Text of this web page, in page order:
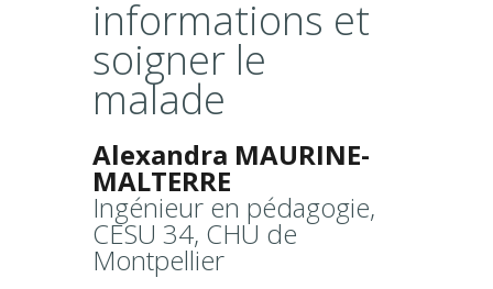
informations et
soigner le
malade
Alexandra MAURINE-
MALTERRE
Ingénieur en pédagogie,
CESU 34, CHU de
Montpellier